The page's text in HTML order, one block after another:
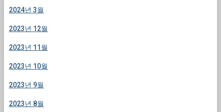
2024년 3월
2023년 12월
2023년 11월
2023년 10월
2023년 9월
2023년 8월